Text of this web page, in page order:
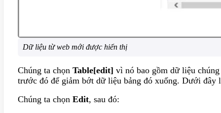
Dữ liệu từ web mới được hiển thị
Chúng ta chọn Table[edit] vì nó bao gồm dữ liệu
trước đó để giảm bớt dữ liệu bảng đó xuống. Dưới đây
Chúng ta chọn Edit, sau đó: